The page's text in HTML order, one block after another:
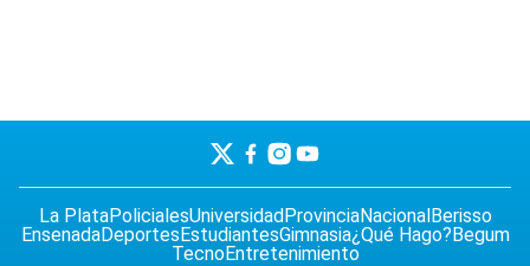
La PlataPolicialesUniversidadProvinciaNacionalBerisso
EnsenadaDeportesEstudiantesGimnasia¿Qué Hago?Begum
TecnoEntretenimiento